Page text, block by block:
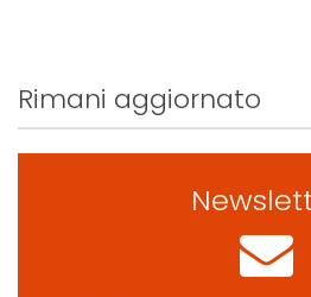
Rimani aggiornato